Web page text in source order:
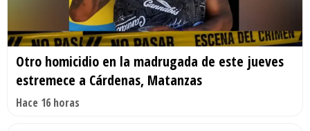
Otro homicidio en la madrugada de este jueves
estremece a Cárdenas, Matanzas
Hace 16 horas